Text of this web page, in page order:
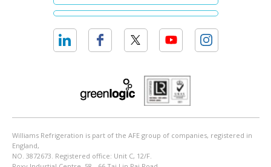
Williams Refrigeration is part of the AFE group of companies, registered in
England,
NO. 3872673. Registered office: Unit C, 12/F.